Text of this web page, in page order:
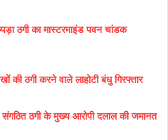
ठगी का मास्टरमाइंड पवन चांडक
की ठगी करने वाले लाहोटी बंधु गिरफ्तार
ठगी के मुख्य आरोपी दलाल की जमानत